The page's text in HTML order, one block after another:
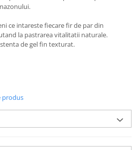
ce intareste fiecare fir de par din
la pastrarea vitalitatii naturale.
de gel fin texturat.
produs